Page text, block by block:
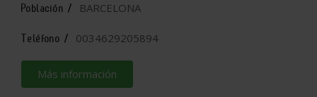
Población / BARCELONA
Teléfono / 0034629205894
Más información